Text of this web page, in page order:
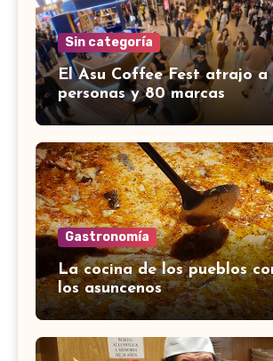
Sin categoría
El Asu Coffee Fest atrajo a
personas y 80 marcas
Gastronomía
La cocina de los pueblos
los asuncenos